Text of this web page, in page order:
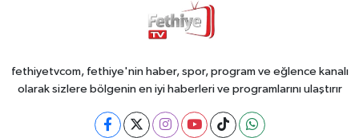
fethiyetvcom, fethiye'nin haber, spor, program ve eğlence kanalı
olarak sizlere bölgenin en iyi haberleri ve programlarını ulaştırır